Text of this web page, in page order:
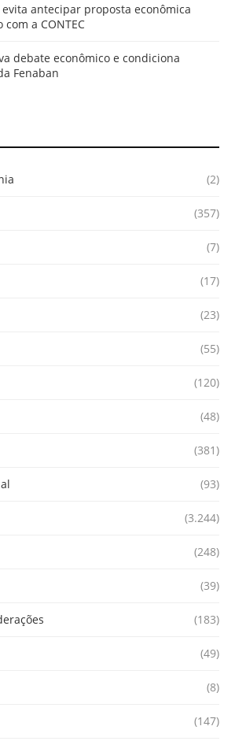
antecipar proposta econômica
a CONTEC
debate econômico e condiciona
Fenaban
(2)
(357)
(7)
(17)
(23)
(55)
(120)
(48)
(381)
(93)
(3.244)
(248)
(39)
(183)
(49)
(8)
(147)